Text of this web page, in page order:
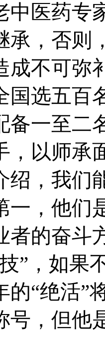
中医药专
承，否则
成不可弥
国选五百
备一至二
，以师承
绍，我们
一，他们
者的奋斗
”，如果
的“绝活”
号，但他